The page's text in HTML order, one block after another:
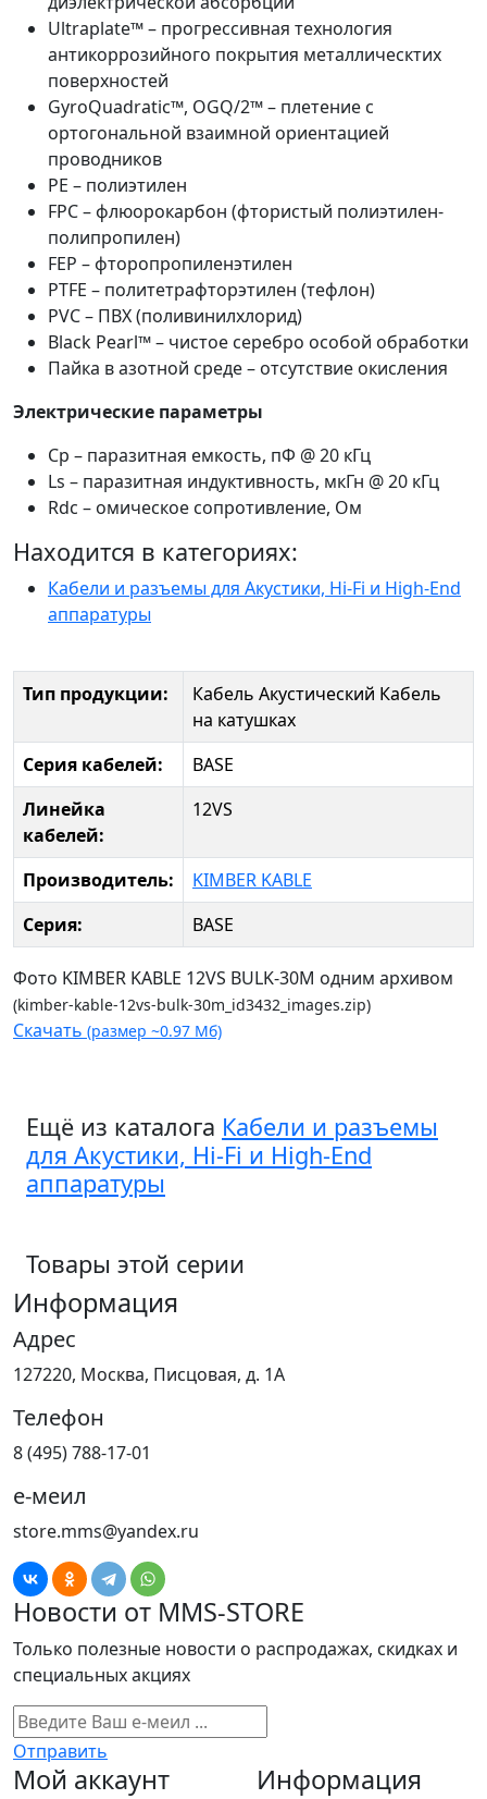
Ultraplate™ – прогрессивная технология
антикоррозийного покрытия металлическтих
поверхностей
GyroQuadratic™, OGQ/2™ – плетение с
ортогональной взаимной ориентацией
проводников
PE – полиэтилен
FPC – флюорокарбон (фтористый полиэтилен-
полипропилен)
FEP – фторопропиленэтилен
PTFE – политетрафторэтилен (тефлон)
PVC – ПВХ (поливинилхлорид)
Black Pearl™ – чистое серебро особой обработки
Пайка в азотной среде – отсутствие окисления
Электрические параметры
Сp – паразитная емкость, пФ @ 20 кГц
Ls – паразитная индуктивность, мкГн @ 20 кГц
Rdc – омическое сопротивление, Ом
Находится в категориях:
Кабели и разъемы для Акустики, Hi-Fi и High-End
аппаратуры
Тип продукции: Кабель Акустический Кабель
на катушках
Серия кабелей:
BASE
Линейка
кабелей:
12VS
Производитель:
KIMBER KABLE
Серия:
BASE
Фото KIMBER KABLE 12VS BULK-30M одним архивом
(kimber-kable-12vs-bulk-30m_id3432_images.zip)
Скачать (размер ~0.97 Мб)
Ещё из каталога Кабели и разъемы
для Акустики, Hi-Fi и High-End
аппаратуры
Товары этой серии
Информация
Адрес
127220, Москва, Писцовая, д. 1А
Телефон
8 (495) 788-17-01
е-меил
store.mms@yandex.ru
Новости от MMS-STORE
Только полезные новости о распродажах, скидках и
специальных акциях
Отправить
Мой аккаунт Информация